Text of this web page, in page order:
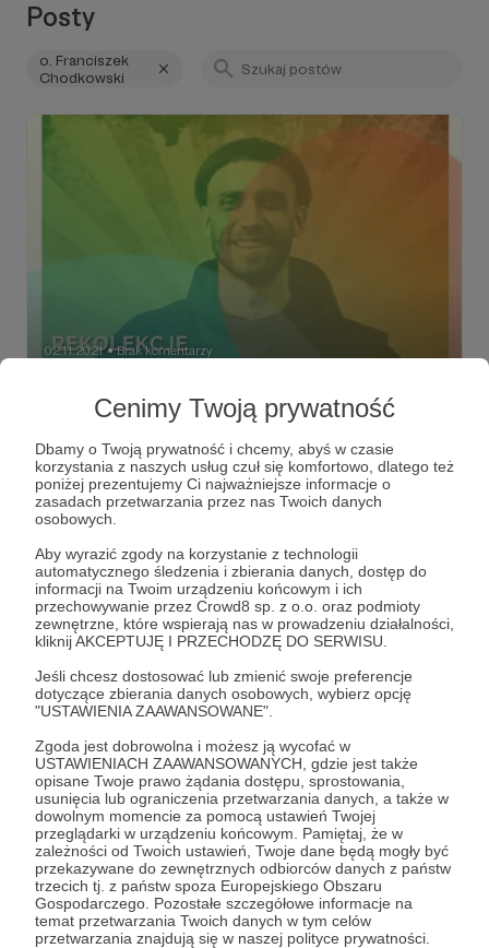
Cenimy Twoją prywatność
Dbamy o Twoją prywatność i chcemy, abyś w czasie
korzystania z naszych usług czuł się komfortowo, dlatego też
poniżej prezentujemy Ci najważniejsze informacje o
zasadach przetwarzania przez nas Twoich danych
osobowych.
Aby wyrazić zgody na korzystanie z technologii
automatycznego śledzenia i zbierania danych, dostęp do
informacji na Twoim urządzeniu końcowym i ich
przechowywanie przez Crowd8 sp. z o.o. oraz podmioty
zewnętrzne, które wspierają nas w prowadzeniu działalności,
kliknij AKCEPTUJĘ I PRZECHODZĘ DO SERWISU.
Jeśli chcesz dostosować lub zmienić swoje preferencje
dotyczące zbierania danych osobowych, wybierz opcję
"USTAWIENIA ZAAWANSOWANE".
Zgoda jest dobrowolna i możesz ją wycofać w
USTAWIENIACH ZAAWANSOWANYCH, gdzie jest także
opisane Twoje prawo żądania dostępu, sprostowania,
usunięcia lub ograniczenia przetwarzania danych, a także w
dowolnym momencie za pomocą ustawień Twojej
przeglądarki w urządzeniu końcowym. Pamiętaj, że w
zależności od Twoich ustawień, Twoje dane będą mogły być
przekazywane do zewnętrznych odbiorców danych z państw
trzecich tj. z państw spoza Europejskiego Obszaru
Gospodarczego. Pozostałe szczegółowe informacje na
temat przetwarzania Twoich danych w tym celów
przetwarzania znajdują się w naszej polityce prywatności.
Posty
o. Franciszek
Chodkowski
02.11.2021 ● Brak komentarzy
Z wirtualnego świata do realnego
Cieszymy się, że będziemy mogli zrealizować kolejny,
zaplanowany cel. Już w listopadzie ruszają na nowo i w
nowym miejscu rekolekcje św. Franciszek bEZ sLOGANU.
rekolekcje
Dołącz do grona Patronów!
Wesprzyj działalność Autora bEZ sLOGANUjuż teraz!
Zostań Patronem